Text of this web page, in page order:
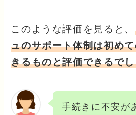
このような評価を見ると、
ュのサポート体制は初め
きるものと評価できるで
手続きに不安が